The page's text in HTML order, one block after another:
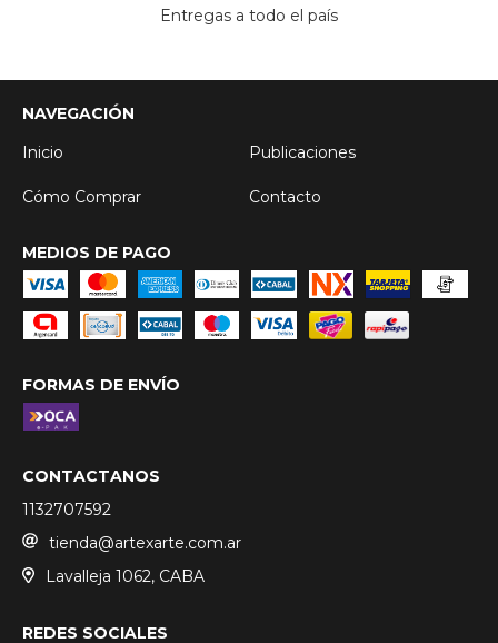
Entregas a todo el país
NAVEGACIÓN
Inicio
Publicaciones
Cómo Comprar Contacto
MEDIOS DE PAGO
FORMAS DE ENVÍO
CONTACTANOS
1132707592
tienda@artexarte.com.ar
Lavalleja 1062, CABA
REDES SOCIALES